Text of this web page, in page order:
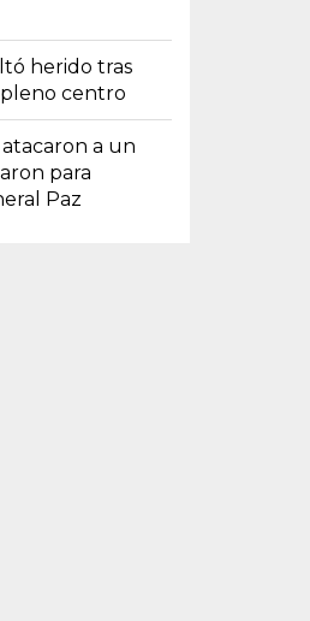
herido tras
centro
a un
para
Paz